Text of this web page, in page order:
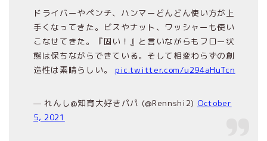
ドライバーやペンチ、ハンマーどんどん使い方が上
手くなってきた。ビスやナット、ワッシャーも使い
こなせてきた。『固い！』と言いながらもフロー状
態は保ちながらできている。そして相変わらずの創
造性は素晴らしい。 pic.twitter.com/u294aHuTcn
— れんし@知育大好きパパ (@Rennshi2) October
5, 2021